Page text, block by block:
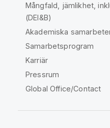
Mångfald, jämlikhet,
(DEI&B)
Akademiska
Samarbetsprogram
Karriär
Pressrum
Global Office/Contact